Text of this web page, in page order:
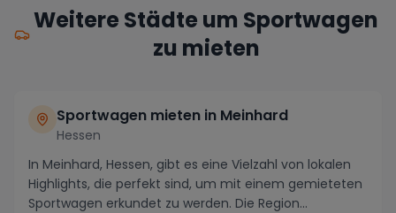
Weitere Städte um Sportwagen
zu mieten
Sportwagen mieten in Meinhard
Hessen
In Meinhard, Hessen, gibt es eine Vielzahl von lokalen
Highlights, die perfekt sind, um mit einem gemieteten
Sportwagen erkundet zu werden. Die Region...